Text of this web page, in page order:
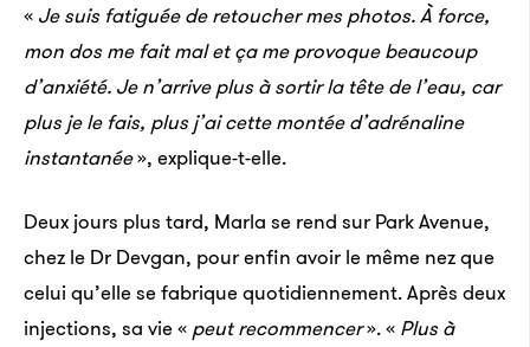
« Je suis fatiguée de retoucher mes photos. À force,
mon dos me fait mal et ça me provoque beaucoup
d’anxiété. Je n’arrive plus à sortir la tête de l’eau, car
plus je le fais, plus j’ai cette montée d’adrénaline
instantanée», explique-t-elle.
Deux jours plus tard, Marla se rend sur Park Avenue,
chez le Dr Devgan, pour enfin avoir le même nez que
celui qu’elle se fabrique quotidiennement. Après deux
injections, sa vie « peut recommencer». « Plus à